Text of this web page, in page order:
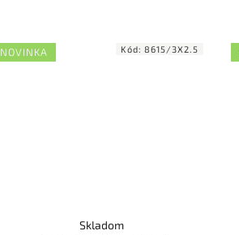
NOVINKA
Skladom
Kód:8615/3X2.5